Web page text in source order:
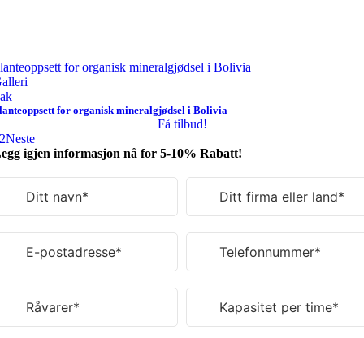
for organisk mineralgjødsel i Bolivia
for organisk mineralgjødsel i Bolivia
Få tilbud!
2Neste
igjen informasjon nå for 5-10% Rabatt!